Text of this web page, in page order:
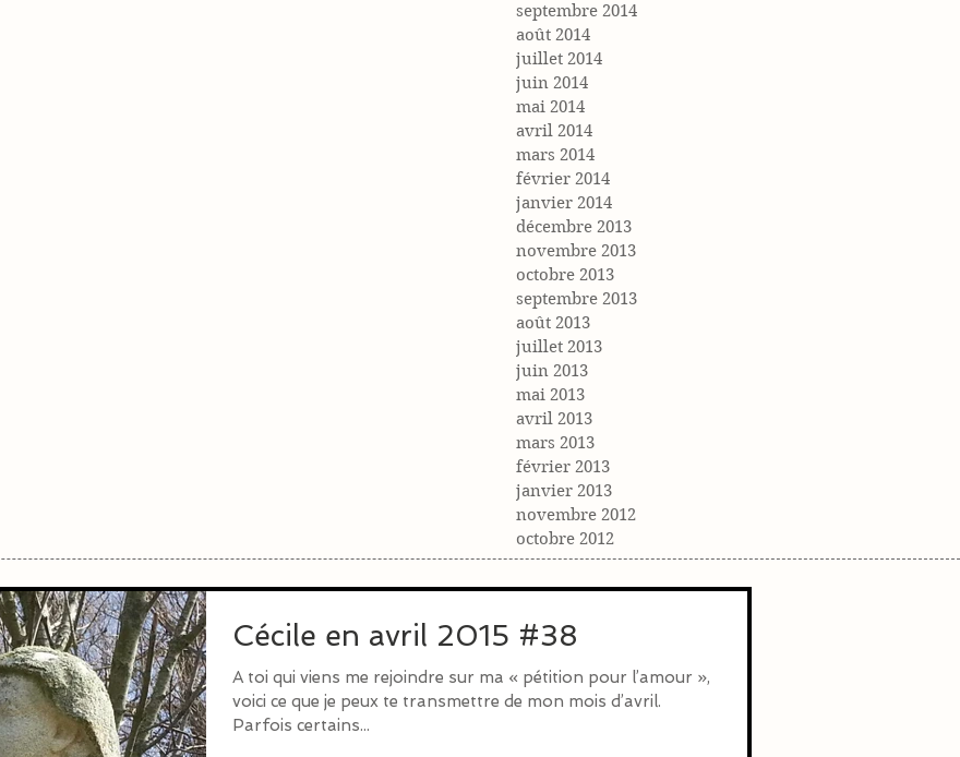
septembre 2014
août 2014
juillet 2014
juin 2014
mai 2014
avril 2014
mars 2014
février 2014
janvier 2014
décembre 2013
novembre 2013
octobre 2013
septembre 2013
août 2013
juillet 2013
juin 2013
mai 2013
avril 2013
mars 2013
février 2013
janvier 2013
novembre 2012
octobre 2012
Cécile en avril 2015 #38
A toi qui viens me rejoindre sur ma « pétition pour l’amour »,
voici ce que je peux te transmettre de mon mois d’avril.
Parfois certains...